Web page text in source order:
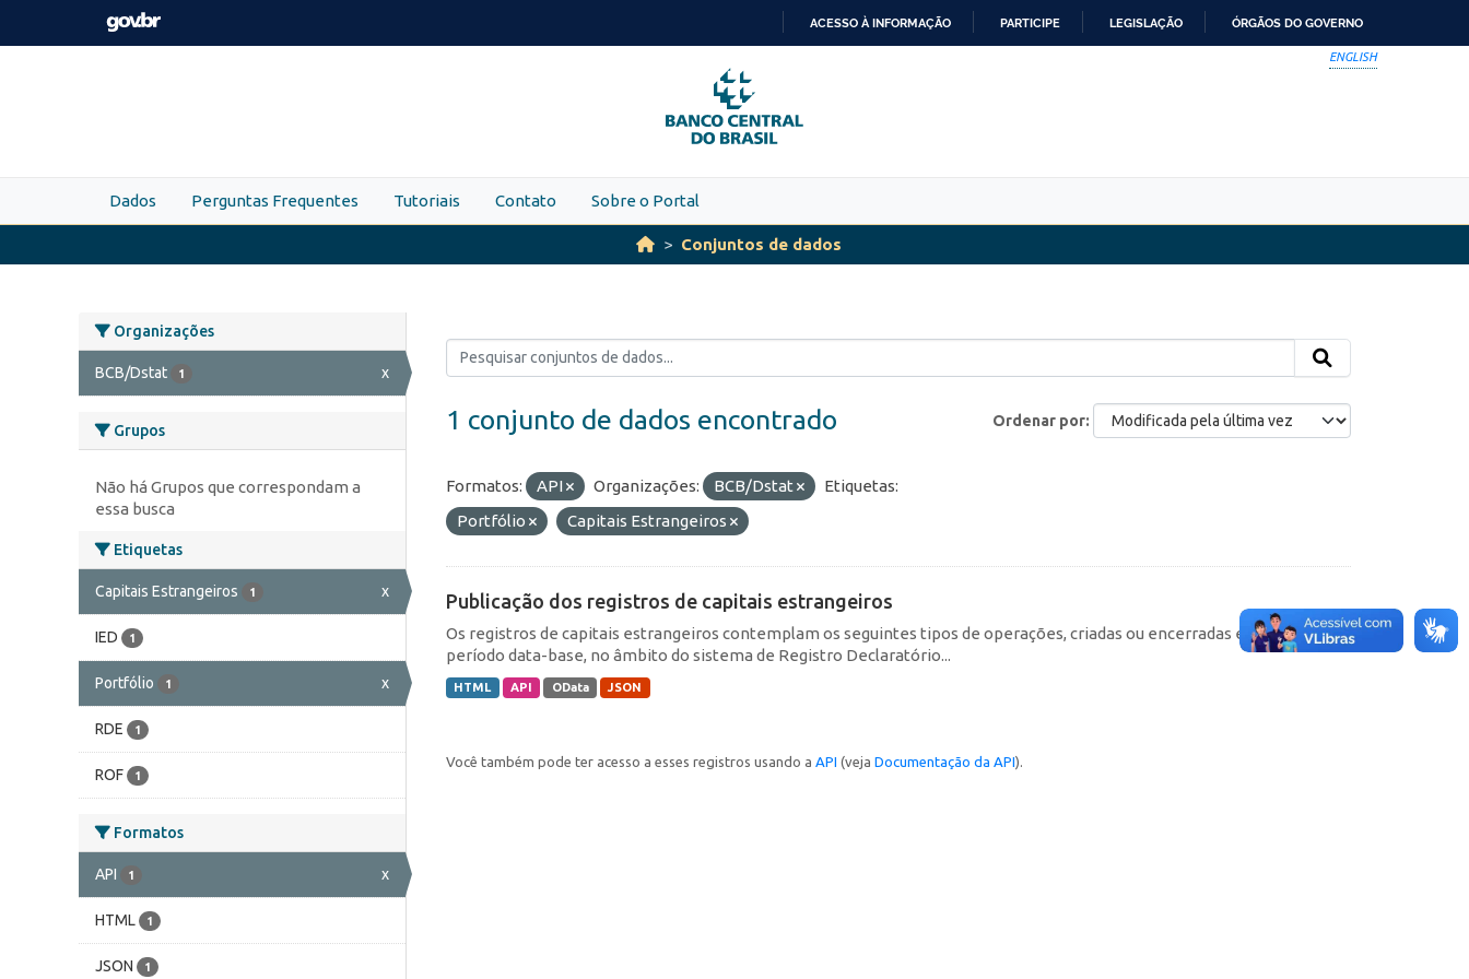
Skip to main content
PARA
O
CONTEÚDO
ACESSO À INFORMAÇÃO PARTICIPE LEGISLAÇÃO ÓRGÃOS DO GOVERNO
ENGLISH
Dados Perguntas Frequentes Tutoriais Contato Sobre o Portal
Conjuntos de dados
Organizações
BCB/Dstat 1 x
Grupos
Não há Grupos que correspondam a
essa busca
Etiquetas
Capitais Estrangeiros 1 x
IED 1
Portfólio 1 x
RDE 1
ROF 1
Formatos
API 1 x
HTML 1
JSON 1
Ordenar por
1 conjunto de dados encontrado
Formatos: API Organizações: BCB/Dstat
Etiquetas:
Portfólio
Capitais Estrangeiros
Publicação dos registros de capitais estrangeiros
Os registros de capitais estrangeiros contemplam os seguintes tipos de operações, criadas ou encerradas em cada
período data-base, no âmbito do sistema de Registro Declaratório...
HTML API OData JSON
Você também pode ter acesso a esses registros usando a API (veja Documentação da API).